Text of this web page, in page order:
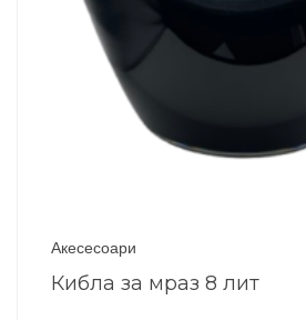
Акесесоари
Кибла за мраз 8 лит